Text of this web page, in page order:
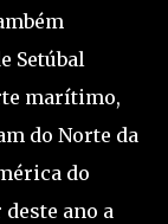
Setúbal
marítimo,
do Norte da
do
ano a